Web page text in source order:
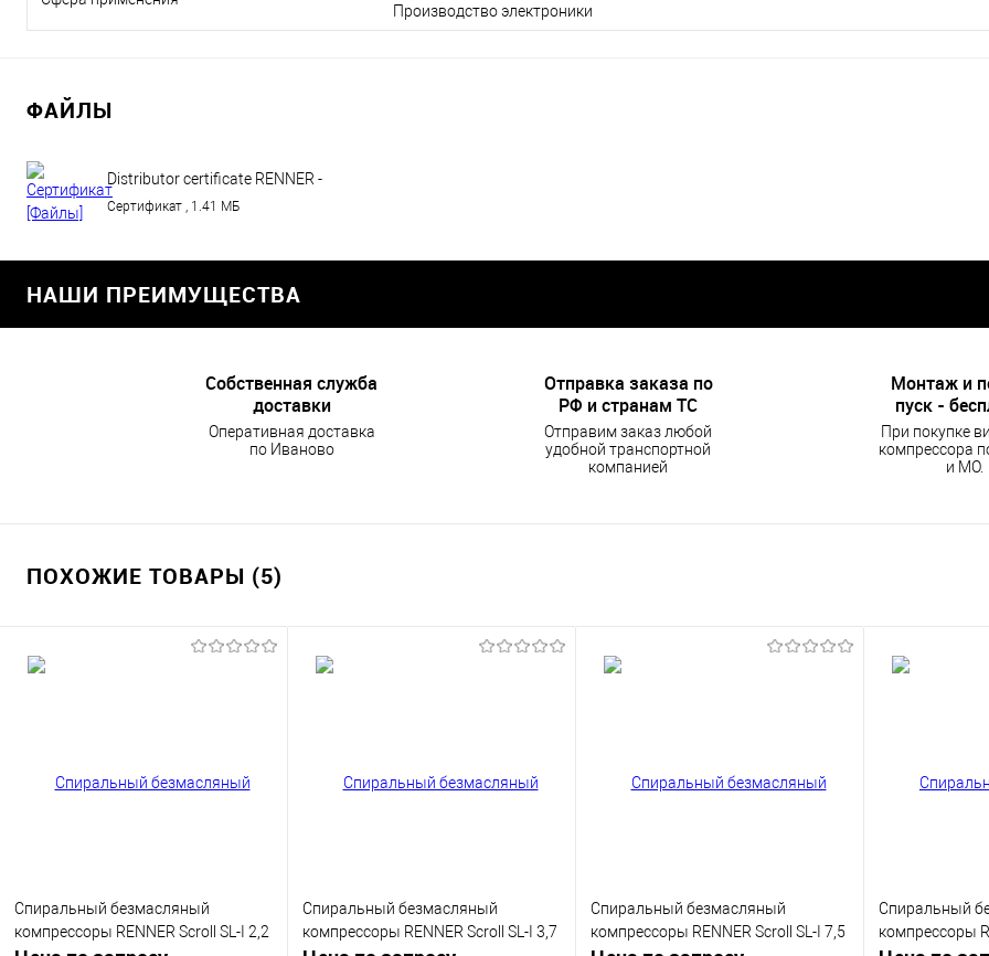
Производство электроники
ФАЙЛЫ
Distributor certificate RENNER -
PromKomTech - until 31.12.2018
Сертификат , 1.41 МБ
НАШИ ПРЕИМУЩЕСТВА
Собственная служба
доставки
Оперативная доставка
по Иваново
Отправка заказа по
РФ и странам ТС
Отправим заказ любой
удобной транспортной
компанией
Монтаж и
пуск -
При покупке
компрессора
и МО.
ПОХОЖИЕ ТОВАРЫ (5)
Спиральный безмасляный
компрессоры RENNER Scroll SL-I 2,2
Спиральный безмасляный
компрессоры RENNER Scroll SL-I 3,7
Спиральный безмасляный
компрессоры RENNER Scroll SL-I 7,5
Спиральный
компрессоры